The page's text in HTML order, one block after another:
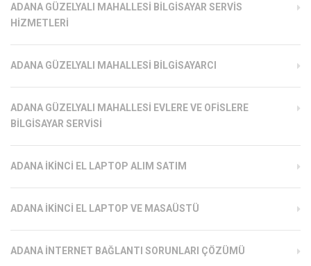
ADANA GÜZELYALI MAHALLESI BILGISAYAR SERVIS
HIZMETLERI
ADANA GÜZELYALI MAHALLESI BILGISAYARCI
ADANA GÜZELYALI MAHALLESI EVLERE VE OFISLERE
BILGISAYAR SERVISI
ADANA İKINCI EL LAPTOP ALIM SATIM
ADANA İKINCI EL LAPTOP VE MASAÜSTÜ
ADANA İNTERNET BAĞLANTI SORUNLARI ÇÖZÜMÜ